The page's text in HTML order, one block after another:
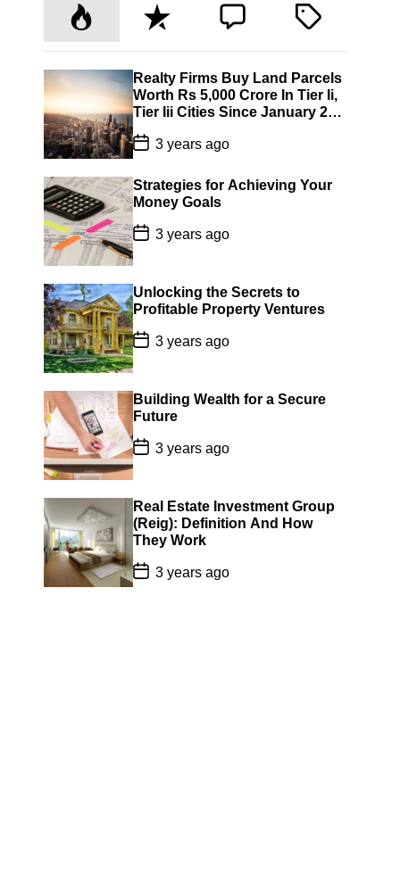
P
o
p
u
l
a
r
R
e
c
e
n
t
C
m
m
e
n
t
T
g
g
e
d
Realty Firms Buy Land Parcels
Worth Rs 5,000 Crore In Tier Ii,
Tier Iii Cities Since January 22:
Jll India
P
o
t
D
a
t
e
3 years ago
Strategies for Achieving Your
Money Goals
P
o
s
D
a
t
e
3 years ago
Unlocking the Secrets to
Profitable Property Ventures
P
o
s
D
a
t
e
3 years ago
Building Wealth for a Secure
Future
P
o
s
D
a
t
e
3 years ago
Real Estate Investment Group
(Reig): Definition And How
They Work
P
o
3 years ago